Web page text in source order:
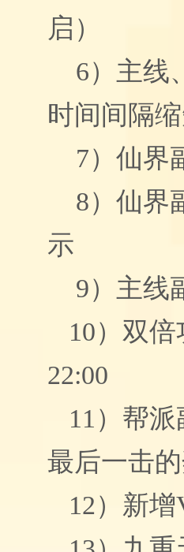
启）
6） 主线
时间间隔
7） 仙界
8） 仙界
示
9） 主线
10） 双倍
22:00
11） 帮派
最后一击
12） 新增